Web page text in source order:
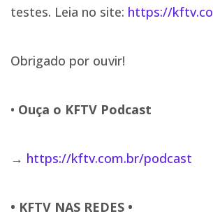
testes. Leia no site: https://
Obrigado por ouvir!
• Ouça o KFTV Podcast
→ https://kftv.com.br/podcast
• KFTV NAS REDES •